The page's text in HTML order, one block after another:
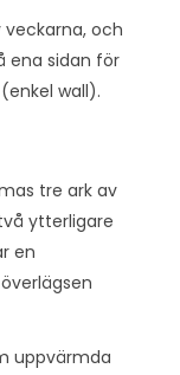
och
ena sidan för
wall).
tre ark av
ytterligare
en
uppvärmda